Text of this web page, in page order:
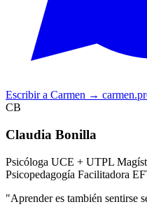
Escribir a Carmen →
CB
Claudia Bonilla
Psicóloga UCE + UTPL
Psicopedagogía Facilitadora
"Aprender es también sentirse